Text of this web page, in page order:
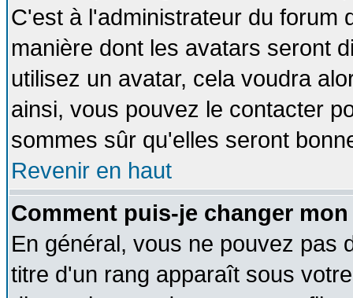
C'est à l'administrateur du forum
manière dont les avatars seront
utilisez un avatar, cela voudra
ainsi, vous pouvez le contacter
sommes sûr qu'elles seront
Revenir en haut
Comment puis-je changer
En général, vous ne pouvez pas
titre d'un rang apparaît sous